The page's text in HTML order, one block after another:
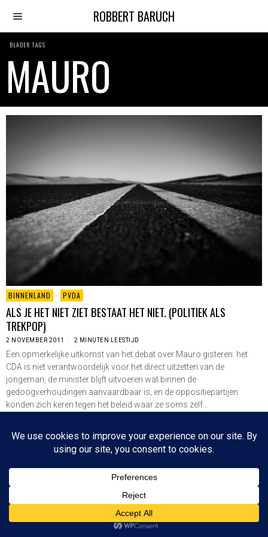
ROBBERT BARUCH
BLADER TAGS
MAURO
BINNENLAND · PVDA
ALS JE HET NIET ZIET BESTAAT HET NIET. (POLITIEK ALS
TREKPOP)
2 NOVEMBER 2011 2 MINUTEN LEESTIJD
Een opmerkelijke uitkomst van het debat over Mauro gisteren: het
CDA is niet verantwoordelijk voor het direct uitzetten van de
jongeman, de minister blijft uitvoeren wat binnen de
gedoogverhoudingen aanvaardbaar is, en de oppositiepartijen
konden zich keren tegen het beleid waar ze soms zelf…
Since 2003 © All Rights Reserved | Foto's Robbert Baruch tenzij anders vermeld
CONTACT
BOVEN